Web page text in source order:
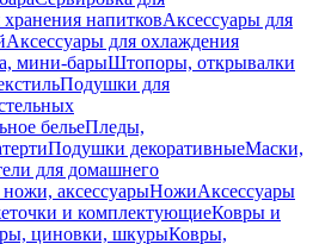
напитковАксессуары для
Аксессуары для охлаждения
мини-барыШтопоры, открывалки
Подушки для
бельеПледы,
Подушки декоративныеМаски,
для домашнего
аксессуарыНожиАксессуары
и комплектующиеКовры и
циновки, шкурыКовры,